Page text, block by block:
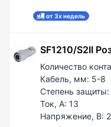
от 3х недель
SF1210/S2II
Количество
Кабель, мм: 5-8
Степень защиты:
Ток, А: 13
Напряжение, В: